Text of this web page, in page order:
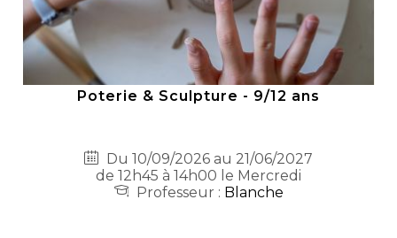
Poterie & Sculpture - 9/12 ans
Du 10/09/2026 au 21/06/2027
de 12h45 à 14h00 le Mercredi
Professeur : Blanche